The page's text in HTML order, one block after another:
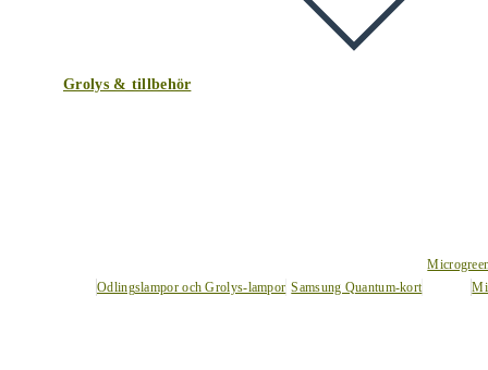
Grolys & tillbehör
Odlingslampor och Grolys-lampor Samsung Quantum-kort